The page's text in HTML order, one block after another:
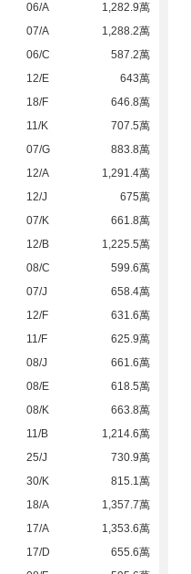
06/A
1,282.9萬
07/A
1,288.2萬
06/C
587.2萬
12/E
643萬
18/F
646.8萬
11/K
707.5萬
07/G
883.8萬
12/A
1,291.4萬
12/J
675萬
07/K
661.8萬
12/B
1,225.5萬
08/C
599.6萬
07/J
658.4萬
12/F
631.6萬
11/F
625.9萬
08/J
661.6萬
08/E
618.5萬
08/K
663.8萬
11/B
1,214.6萬
25/J
730.9萬
30/K
815.1萬
18/A
1,357.7萬
17/A
1,353.6萬
17/D
655.6萬